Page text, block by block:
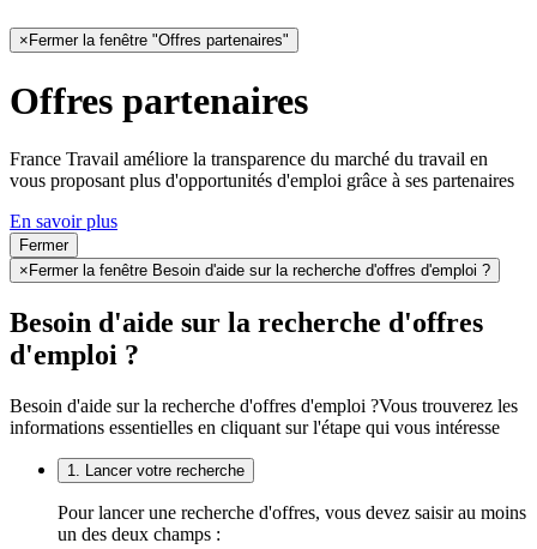
× Fermer la fenêtre "Offres partenaires"
Offres partenaires
France Travail améliore la transparence du marché du travail en
vous proposant plus d'opportunités d'emploi grâce à ses partenaires
En savoir plus
Fermer
× Fermer la fenêtre Besoin d'aide sur la recherche d'offres d'emploi ?
Besoin d'aide sur la recherche d'offres
d'emploi ?
Besoin d'aide sur la recherche d'offres d'emploi ?Vous trouverez les
informations essentielles en cliquant sur l'étape qui vous intéresse
1. Lancer votre recherche
Pour lancer une recherche d'offres, vous devez saisir au moins
un des deux champs :